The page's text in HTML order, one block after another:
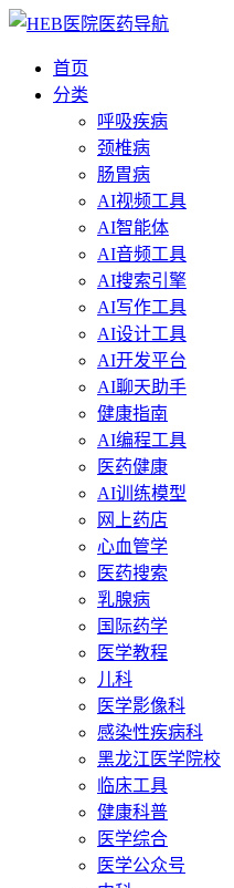
首页
分类
呼吸疾病
颈椎病
肠胃病
AI视频工具
AI智能体
AI音频工具
AI搜索引擎
AI写作工具
AI设计工具
AI开发平台
AI聊天助手
健康指南
AI编程工具
医药健康
AI训练模型
网上药店
心血管学
医药搜索
乳腺病
国际药学
医学教程
儿科
医学影像科
感染性疾病科
黑龙江医学院校
临床工具
健康科普
医学综合
医学公众号